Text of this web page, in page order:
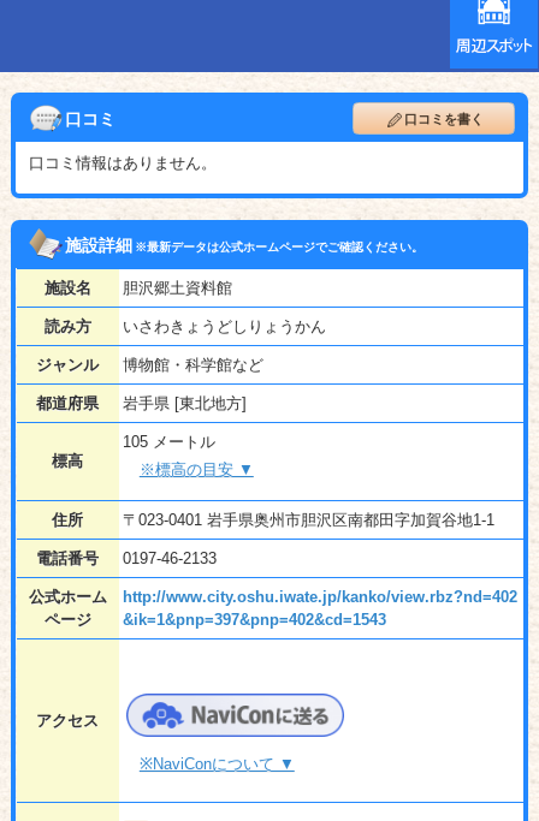
口コミ 口コミを書く
口コミ情報はありません。
施設詳細※最新データは公式ホームページでご確認ください。
施設名 胆沢郷土資料館
読み方 いさわきょうどしりょうかん
ジャンル 博物館・科学館など
都道府県 岩手県 [東北地方]
標高
105 メートル
※標高の目安 ▼
住所 〒023-0401 岩手県奥州市胆沢区南都田字加賀谷地1-1
電話番号 0197-46-2133
公式ホーム
ページ
http://www.city.oshu.iwate.jp/kanko/view.rbz?nd=402
&ik=1&pnp=397&pnp=402&cd=1543
アクセス
※NaviConについて ▼